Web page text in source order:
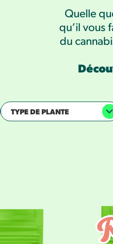
Quelle
qu’il vous
du
TYPE DE PLANTE